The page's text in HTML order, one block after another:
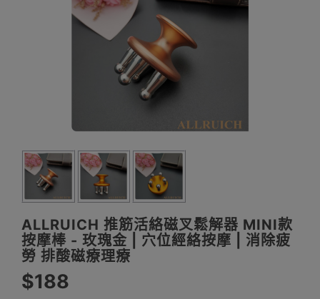
ALLRUICH 推筋活絡磁叉鬆解器 MINI款
按摩棒 - 玫瑰金 | 穴位經絡按摩 | 消除疲
勞 排酸磁療理療
$188